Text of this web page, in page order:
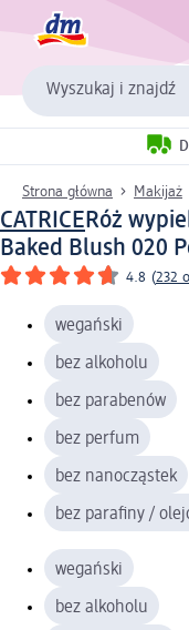
Wyszukaj i znajdź
Strona główna Makijaż
CATRICERóż
Baked Blush 020
4.8 (232
wegański
bez alkoholu
bez parabenów
bez perfum
bez nanocząstek
bez parafiny /
wegański
bez alkoholu